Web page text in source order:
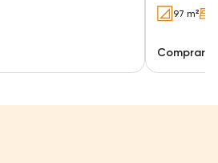
97 m²
Comprar: